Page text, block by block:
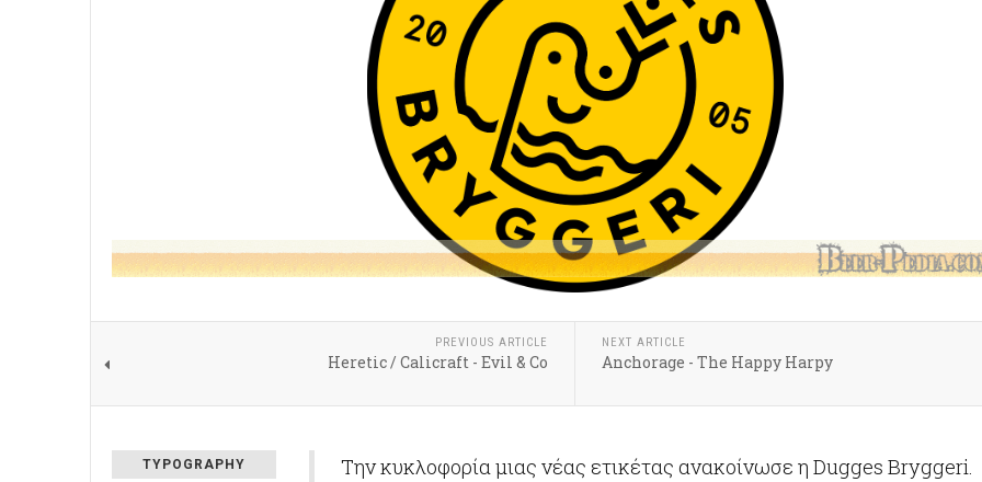
PREVIOUS ARTICLE
Heretic / Calicraft - Evil & Co
NEXT ARTICLE
Anchorage - The Happy Harpy
TYPOGRAPHY Την κυκλοφορία μιας νέας ετικέτας ανακοίνωσε η Dugges Bryggeri.